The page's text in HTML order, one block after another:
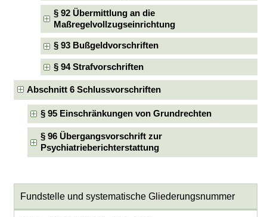
§ 92 Übermittlung an die
Maßregelvollzugseinrichtung
§ 93 Bußgeldvorschriften
§ 94 Strafvorschriften
Abschnitt 6 Schlussvorschriften
§ 95 Einschränkungen von Grundrechten
§ 96 Übergangsvorschrift zur
Psychiatrieberichterstattung
Fundstelle und systematische Gliederungsnummer